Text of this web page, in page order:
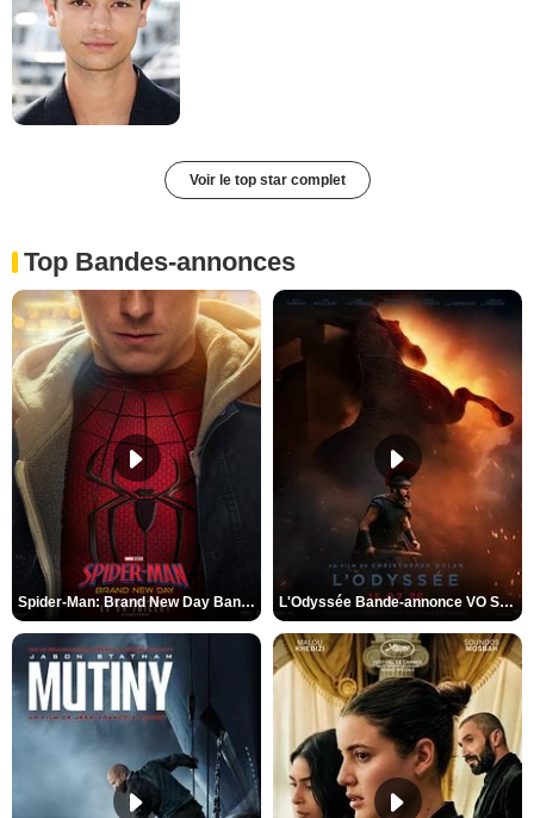
Voir le top star complet
Top Bandes-annonces
Spider-Man: Brand New Day Bande-annonce VO STFR L'Odyssée Bande-annonce VO STFR